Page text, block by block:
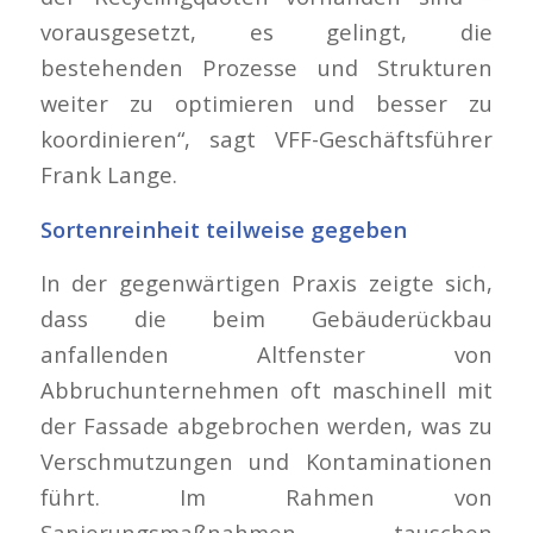
vorausgesetzt, es gelingt, die
bestehenden Prozesse und Strukturen
weiter zu optimieren und besser zu
koordinieren“, sagt VFF-Geschäftsführer
Frank Lange.
Sortenreinheit teilweise gegeben
In der gegenwärtigen Praxis zeigte sich,
dass die beim Gebäuderückbau
anfallenden Altfenster von
Abbruchunternehmen oft maschinell mit
der Fassade abgebrochen werden, was zu
Verschmutzungen und Kontaminationen
führt. Im Rahmen von